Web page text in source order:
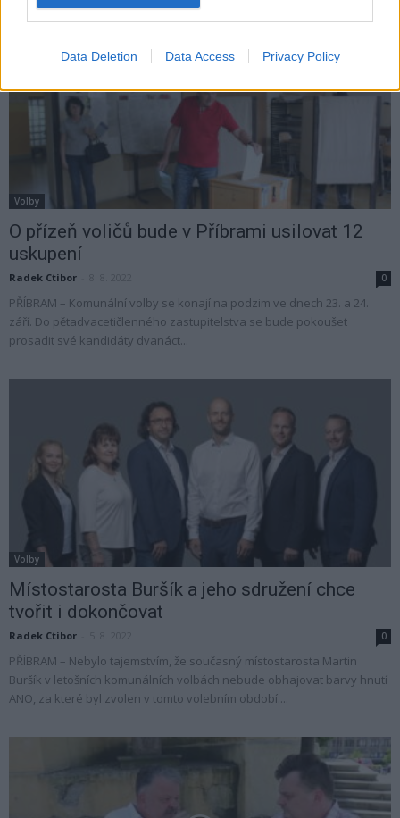
Data Deletion Data Access Privacy Policy
Volby
O přízeň voličů bude v Příbrami usilovat 12
uskupení
Radek Ctibor 0
PŘÍBRAM – Komunální volby se konají na podzim ve dnech 23. a 24.
září. Do pětadvacetičlenného zastupitelstva se bude pokoušet
prosadit své kandidáty dvanáct...
Volby
Místostarosta Buršík a jeho sdružení chce
tvořit i dokončovat
Radek Ctibor 0
PŘÍBRAM – Nebylo tajemstvím, že současný místostarosta Martin
Buršík v letošních komunálních volbách nebude obhajovat barvy hnutí
ANO, za které byl zvolen v tomto volebním období....